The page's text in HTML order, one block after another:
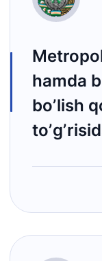
hаmdа
boʼlish